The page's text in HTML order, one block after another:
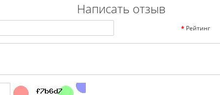
Написать отзыв
Рейтинг